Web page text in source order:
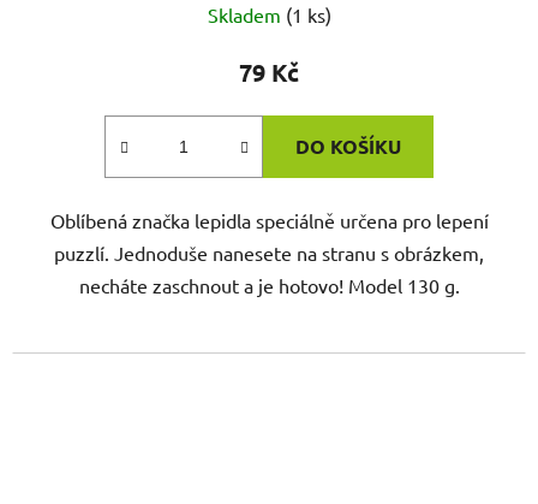
Skladem (1 ks)
79 Kč
DO KOŠÍKU
Oblíbená značka lepidla speciálně určena pro lepení
puzzlí. Jednoduše nanesete na stranu s obrázkem,
necháte zaschnout a je hotovo! Model 130 g.